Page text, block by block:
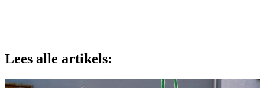
Lees alle artikels: